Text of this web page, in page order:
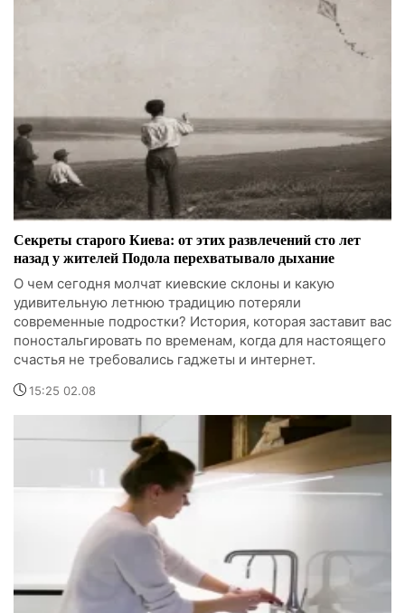
Секреты старого Киева: от этих развлечений сто лет
назад у жителей Подола перехватывало дыхание
О чем сегодня молчат киевские склоны и какую
удивительную летнюю традицию потеряли
современные подростки? История, которая заставит вас
поностальгировать по временам, когда для настоящего
счастья не требовались гаджеты и интернет.
15:25 02.08